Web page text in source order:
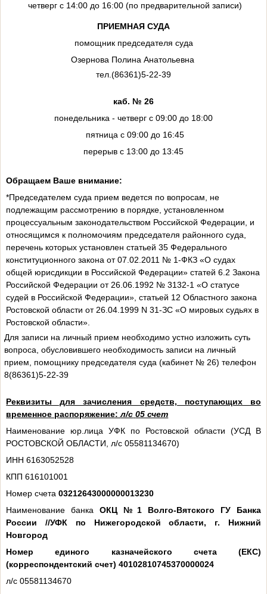
четверг с 14:00 до 16:00 (по предварительной записи)
ПРИЕМНАЯ СУДА
помощник председателя суда
Озернова Полина Анатольевна
тел.(86361)5-22-39
каб. № 26
понедельника - четверг с 09:00 до 18:00
пятница с 09:00 до 16:45
перерыв с 13:00 до 13:45
Обращаем Ваше внимание:
*Председателем суда прием ведется по вопросам, не
подлежащим рассмотрению в порядке, установленном
процессуальным законодательством Российской Федерации, и
относящимся к полномочиям председателя районного суда,
перечень которых установлен статьей 35 Федерального
конституционного закона от 07.02.2011 № 1-ФКЗ «О судах
общей юрисдикции в Российской Федерации» статей 6.2 Закона
Российской Федерации от 26.06.1992 № 3132-1 «О статусе
судей в Российской Федерации», статьей 12 Областного закона
Ростовской области от 26.04.1999 N 31-ЗС «О мировых судьях в
Ростовской области».
Для записи на личный прием необходимо устно изложить суть
вопроса, обусловившего необходимость записи на личный
прием, помощнику председателя суда (кабинет № 26) телефон
8(86361)5-22-39
Реквизиты для зачисления средств, поступающих во
временное распоряжение:л/с 05 счет
Наименование юр.лица УФК по Ростовской области (УСД В
РОСТОВСКОЙ ОБЛАСТИ, л/с 05581134670)
ИНН 6163052528
КПП 616101001
Номер счета03212643000000013230
Наименование банкаОКЦ №1 Волго-Вятского ГУ Банка
России //УФК по Нижегородской области, г. Нижний
Новгород
Номер единого казначейского счета (ЕКС)
(корреспондентский счет) 40102810745370000024
л/с 05581134670